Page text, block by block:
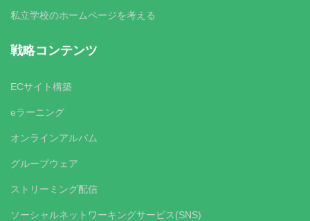
私立学校のホームページを考える
戦略コンテンツ
ECサイト構築
eラーニング
オンラインアルバム
グループウェア
ストリーミング配信
ソーシャルネットワーキングサービス(SNS)